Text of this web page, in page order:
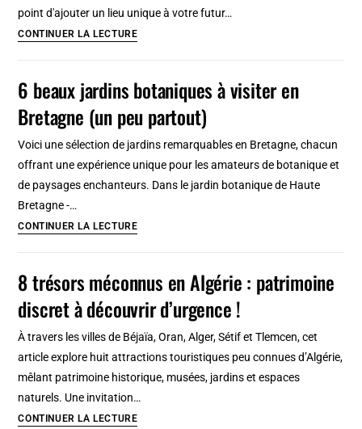
vue
et
de
la
céramique
point d'ajouter un lieu unique à votre futur…
CONTINUER LA LECTUREInsolites
universitaires
à
Naples
Minéralogie,
6 beaux jardins botaniques à visiter en
Bretagne (un peu partout)
Voici une sélection de jardins remarquables en Bretagne, chacun
offrant une expérience unique pour les amateurs de botanique et
de paysages enchanteurs. Dans le jardin botanique de Haute
Bretagne -…
CONTINUER LA LECTURE6
botaniques
à
en
(un
partout)
8 trésors méconnus en Algérie : patrimoine
discret à découvrir d’urgence !
À travers les villes de Béjaïa, Oran, Alger, Sétif et Tlemcen, cet
article explore huit attractions touristiques peu connues d’Algérie,
mêlant patrimoine historique, musées, jardins et espaces
naturels. Une invitation…
CONTINUER LA LECTURE8